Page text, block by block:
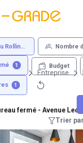
Rollin
Nombre
1 Budget
1
Entreprise
fermé - Avenue
Trier